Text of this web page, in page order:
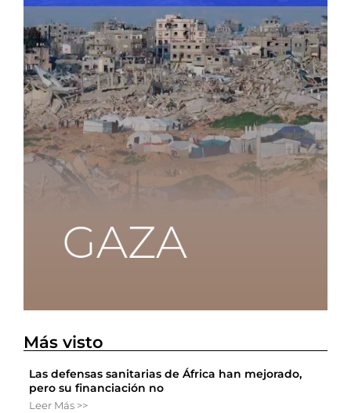
Más visto
Las defensas sanitarias de África han mejorado,
pero su financiación no
Leer Más >>